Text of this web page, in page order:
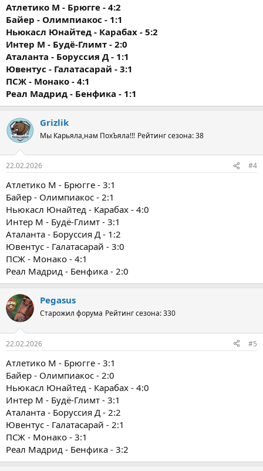
Атлетико М - Брюгге - 4:2
Байер - Олимпиакос - 1:1
Ньюкасл Юнайтед - Карабах - 5:2
Интер М - Будё-Глимт - 2:0
Аталанта - Боруссия Д - 1:1
Ювентус - Галатасарай - 3:1
ПСЖ - Монако - 4:1
Реал Мадрид - Бенфика - 1:1
Grizlik
Мы Карьяла,нам ПохЪяла!!! Рейтинг сезона: 38
22.02.2026 #4
Атлетико М - Брюгге - 3:1
Байер - Олимпиакос - 2:1
Ньюкасл Юнайтед - Карабах - 4:0
Интер М - Будё-Глимт - 3:1
Аталанта - Боруссия Д - 1:2
Ювентус - Галатасарай - 3:0
ПСЖ - Монако - 4:1
Реал Мадрид - Бенфика - 2:0
Pegasus
Старожил форума Рейтинг сезона: 330
22.02.2026 #5
Атлетико М - Брюгге - 3:1
Байер - Олимпиакос - 2:0
Ньюкасл Юнайтед - Карабах - 4:0
Интер М - Будё-Глимт - 3:1
Аталанта - Боруссия Д - 2:2
Ювентус - Галатасарай - 2:1
ПСЖ - Монако - 3:1
Реал Мадрид - Бенфика - 3:2